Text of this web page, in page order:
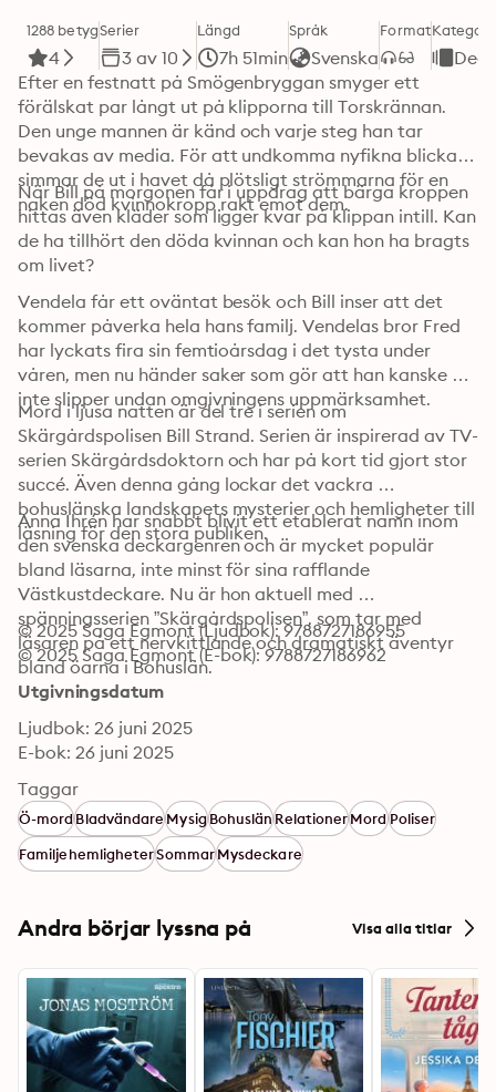
1288 betyg
4
Serier
3 av 10
Längd
7h 51min
Språk
Svenska
FormatKategori
Efter en festnatt på Smögenbryggan smyger ett
förälskat par långt ut på klipporna till Torskrännan.
Den unge mannen är känd och varje steg han tar
bevakas av media. För att undkomma nyfikna blickar
simmar de ut i havet då plötsligt strömmarna för en
naken död kvinnokropp rakt emot dem.
När Bill på morgonen får i uppdrag att bärga kroppen
hittas även kläder som ligger kvar på klippan intill. Kan
de ha tillhört den döda kvinnan och kan hon ha bragts
om livet?
Vendela får ett oväntat besök och Bill inser att det
kommer påverka hela hans familj. Vendelas bror Fred
har lyckats fira sin femtioårsdag i det tysta under
våren, men nu händer saker som gör att han kanske
Mord i ljusa natten är del tre i serien om
Skärgårdspolisen Bill Strand. Serien är inspirerad av TV-
serien Skärgårdsdoktorn och har på kort tid gjort stor
succé. Även denna gång lockar det vackra
bohuslänska landskapets mysterier och hemligheter till
läsning för den stora publiken.
Anna Ihrén har snabbt blivit ett etablerat namn inom
den svenska deckargenren och är mycket populär
bland läsarna, inte minst för sina rafflande
Västkustdeckare. Nu är hon aktuell med
spänningsserien ”Skärgårdspolisen”, som tar med
läsaren på ett nervkittlande och dramatiskt äventyr
bland öarna i Bohuslän.
© 2025 Saga Egmont (Ljudbok): 9788727186955
© 2025 Saga Egmont (E-bok): 9788727186962
Utgivningsdatum
Ljudbok: 26 juni 2025
E-bok: 26 juni 2025
Taggar
Ö-mordBladvändareMysigBohuslänRelationerMordPoliser
FamiljehemligheterSommarMysdeckare
Andra börjar lyssna på Visa alla titlar